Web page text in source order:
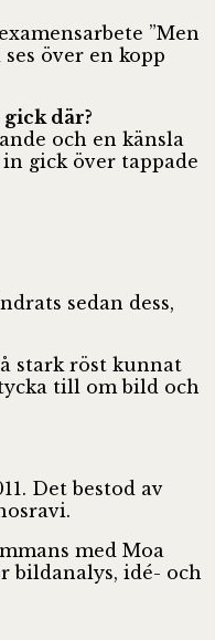
”Men
över en kopp
där?
och en känsla
gick över tappade
sedan dess,
stark röst kunnat
till om bild och
Det bestod av
med Moa
bildanalys, idé- och